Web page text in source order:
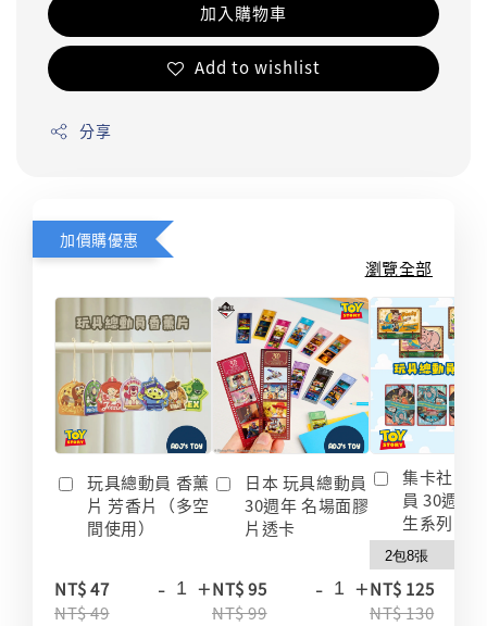
加入購物車
Add to wishlist
分享
加價購優惠
瀏覽全部
玩具總動員 香薰
片 芳香片（多空
間使用）
NT$ 47
NT$ 49
- +
日本 玩具總動員
30週年 名場面膠
片透卡
NT$ 95
NT$ 99
- +
集卡社 玩
員 30週年
生系列 收
NT$ 125
NT$ 130